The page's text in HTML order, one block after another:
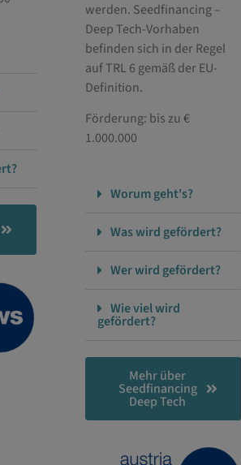
werden. Seedfinancing –
Deep Tech-Vorhaben
befinden sich in der Regel
auf TRL 6 gemäß der EU-
Definition.
Förderung: bis zu €
1.000.000
Worum geht's?
Was wird gefördert?
Wer wird gefördert?
Wie viel wird
gefördert?
Mehr über
Seedfinancing
Deep Tech